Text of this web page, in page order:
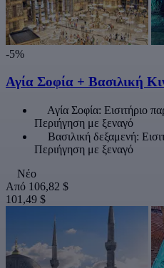
-5%
Αγία Σοφία + Βασιλική
Αγία Σοφία: Εισιτήριο
Περιήγηση με ξεναγό
Βασιλική δεξαμενή:
Περιήγηση με ξεναγό
Νέο
Από 106,82 $
101,49 $